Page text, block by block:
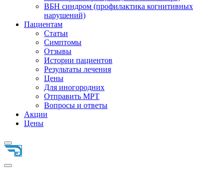
ВБН синдром (профи­лактика когнитивных
нарушений)
Пациентам
Статьи
Симптомы
Отзывы
Истории пациентов
Результаты лечения
Цены
Для иногородних
Отправить МРТ
Вопросы и ответы
Акции
Цены